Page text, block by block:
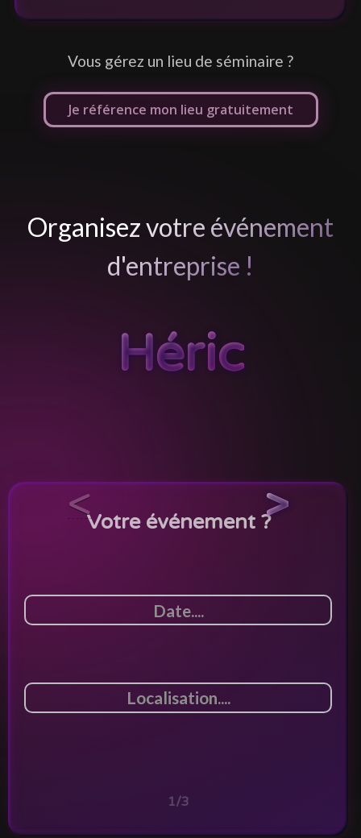
Vous gérez un lieu de séminaire ?
Je référence mon lieu gratuitement
Organisez votre événement
d'entreprise !
Héric
Votre événement ?
1/3
< >